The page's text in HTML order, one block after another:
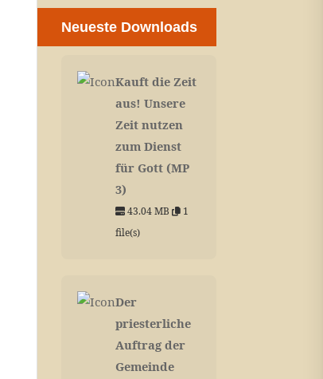
Neueste Downloads
Kauft die Zeit
aus! Unsere
Zeit nutzen
zum Dienst
für Gott (MP
3)
43.04 MB
1
file(s)
Der
priesterliche
Auftrag der
Gemeinde